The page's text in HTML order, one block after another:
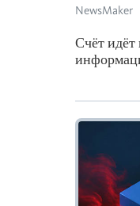
NewsMaker
Счёт идёт